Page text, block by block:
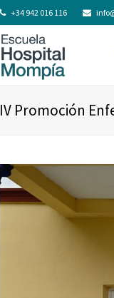
+34 942 016 116
IV Promoción